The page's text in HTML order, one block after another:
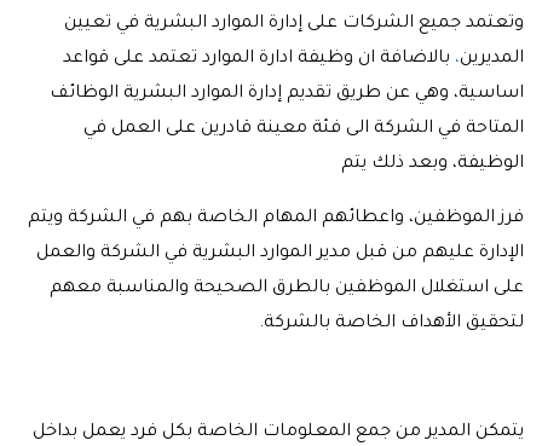
وتعتمد جميع الشركات على إدارة الموارد البشرية في تعيين
المديرين، بالاضافة ان وظيفة ادارة الموارد تعتمد على قواعد
اساسية، وهي عن طريق تقديم إدارة الموارد البشرية الوظائف
المتاحة في الشركة الى فئة معينة قادرين على العمل في
الوظيفة، وبعد ذلك يتم
فرز الموظفين، واعطائهم المهام الخاصة بهم في الشركة ويتم
الإدارة عليهم من قبل مدير الموارد البشرية في الشركة والعمل
على استغلال الموظفين بالطرق الصحيحة والمناسبة معهم
لتحقيق الأهداف الخاصة بالشركة.
يتمكن المدير من جمع المعلومات الخاصة بكل فرد يعمل بداخل